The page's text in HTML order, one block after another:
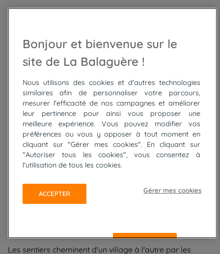
Turckheim est l'une des rares villes d'Alsace à avoir
conservé ses trois portes médiévales et une grande
partie de ses remparts du XIVe siècle. Classée dans le
Haut-Rhin, cette cité vigneronne de la route des vins se
trouve à seulement 5 km de Colmar, ce qui en fait une
étape naturelle lors d'une randonnée dans les vignobles
alsaciens. Sa particularité la plus connue reste le veilleur
de nuit : de mai à octobre, un crieur nocturne en costume
traditionnel parcourt les ruelles à 22h pour annoncer
l'heure et rappeler aux habitants de veiller sur leur foyer.
Cette tradition plusieurs fois centenaire attire chaque été
des milliers de visiteurs. Depuis Turckheim, plusieurs
sentiers balisés montent directement vers les crêtes
Vosges proposée par La Balaguère, qui grimpe
jusqu'au Hohneck à 1 363 mètres d'altitude.
Les sentiers cheminent d'un village à l'autre par les
Bonjour et bienvenue sur le
site de La Balaguère !
Nous utilisons des cookies et d'autres technologies
similaires afin de personnaliser votre parcours,
mesurer l'efficacité de nos campagnes et améliorer
leur pertinence pour ainsi vous proposer une
meilleure expérience. Vous pouvez modifier vos
préférences ou vous y opposer à tout moment en
cliquant sur "Gérer mes cookies". En cliquant sur
"Autoriser tous les cookies", vous consentez à
l'utilisation de tous les cookies.
Gérer mes cookies
ACCEPTER